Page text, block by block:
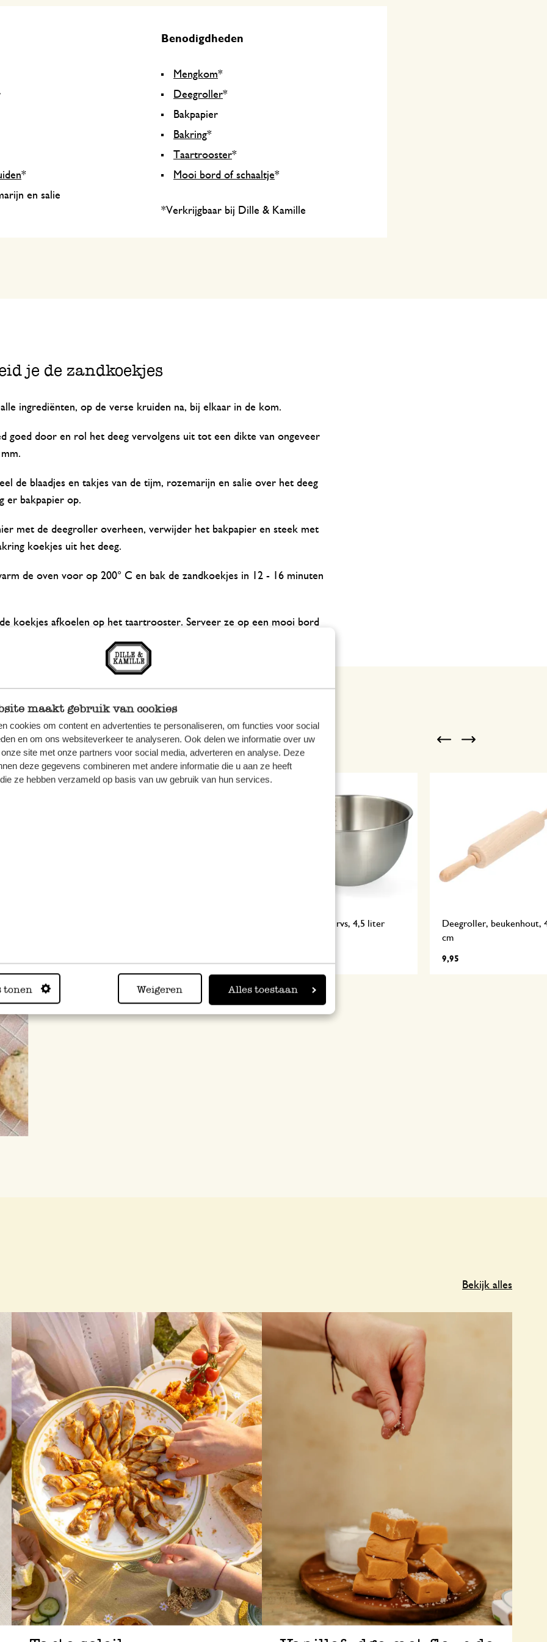
maakt gebruik van cookies
cookies om content en advertenties te personaliseren, om functies voor social
en om ons websiteverkeer te analyseren. Ook delen we informatie over uw
site met onze partners voor social media, adverteren en analyse. Deze
deze gegevens combineren met andere informatie die u aan ze heeft
ze hebben verzameld op basis van uw gebruik van hun services.
tonen Weigeren Alles toestaan
*
en salie
Benodigdheden
Mengkom*
Deegroller*
Bakpapier
Bakring*
Taartrooster*
Mooi bord of schaaltje*
*Verkrijgbaar bij Dille & Kamille
je de zandkoekjes
ingrediënten, op de verse kruiden na, bij elkaar in de kom.
goed door en rol het deeg vervolgens uit tot een dikte van ongeveer
de blaadjes en takjes van de tijm, rozemarijn en salie over het deeg
er bakpapier op.
met de deegroller overheen, verwijder het bakpapier en steek met
koekjes uit het deeg.
de oven voor op 200° C en bak de zandkoekjes in 12 - 16 minuten
koekjes afkoelen op het taartrooster. Serveer ze op een mooi bord
Bekijk onze artikelen Previous
Mengkom, rvs, 4,5 liter
Deegroller, beukenhout,
cm
9,95
Bekijk alles